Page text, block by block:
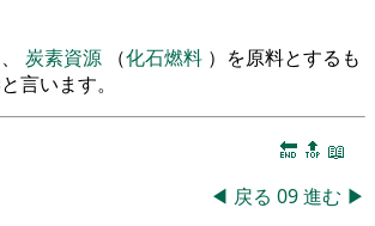
炭素資源 （化石燃料 ）を原料とするも
言います。
🔚 🔝 📖
◀ 戻る 09進む ▶